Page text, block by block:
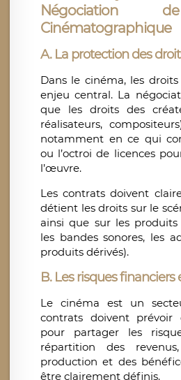
Négociation
Cinématographique
A. La protection des
Dans le cinéma, les
enjeu central. La
que les droits des
réalisateurs,
notamment en ce qui
ou l’octroi de licences
l’œuvre.
Les contrats doivent
détient les droits sur le
ainsi que sur les
les bandes sonores, les
produits dérivés).
B. Les risques
Le cinéma est un
contrats doivent prévoir
pour partager les
répartition des
production et des
être clairement définis.